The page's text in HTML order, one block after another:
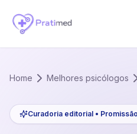
Home Melhores psicólogos
Curadoria editorial • Promissão